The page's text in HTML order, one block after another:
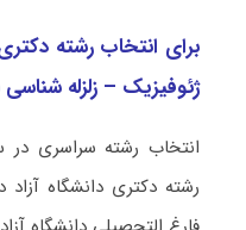
برای انتخاب رشته
ژﺋﻮﻓﻴﺰیک – زلزله
انتخاب رشته سراسری
رشته دکتری دانشگاه